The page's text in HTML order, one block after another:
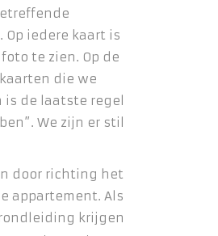
Op iedere kaart is
te zien. Op de
die we
is de laatste regel
We zijn er stil
door richting het
appartement. Als
krijgen